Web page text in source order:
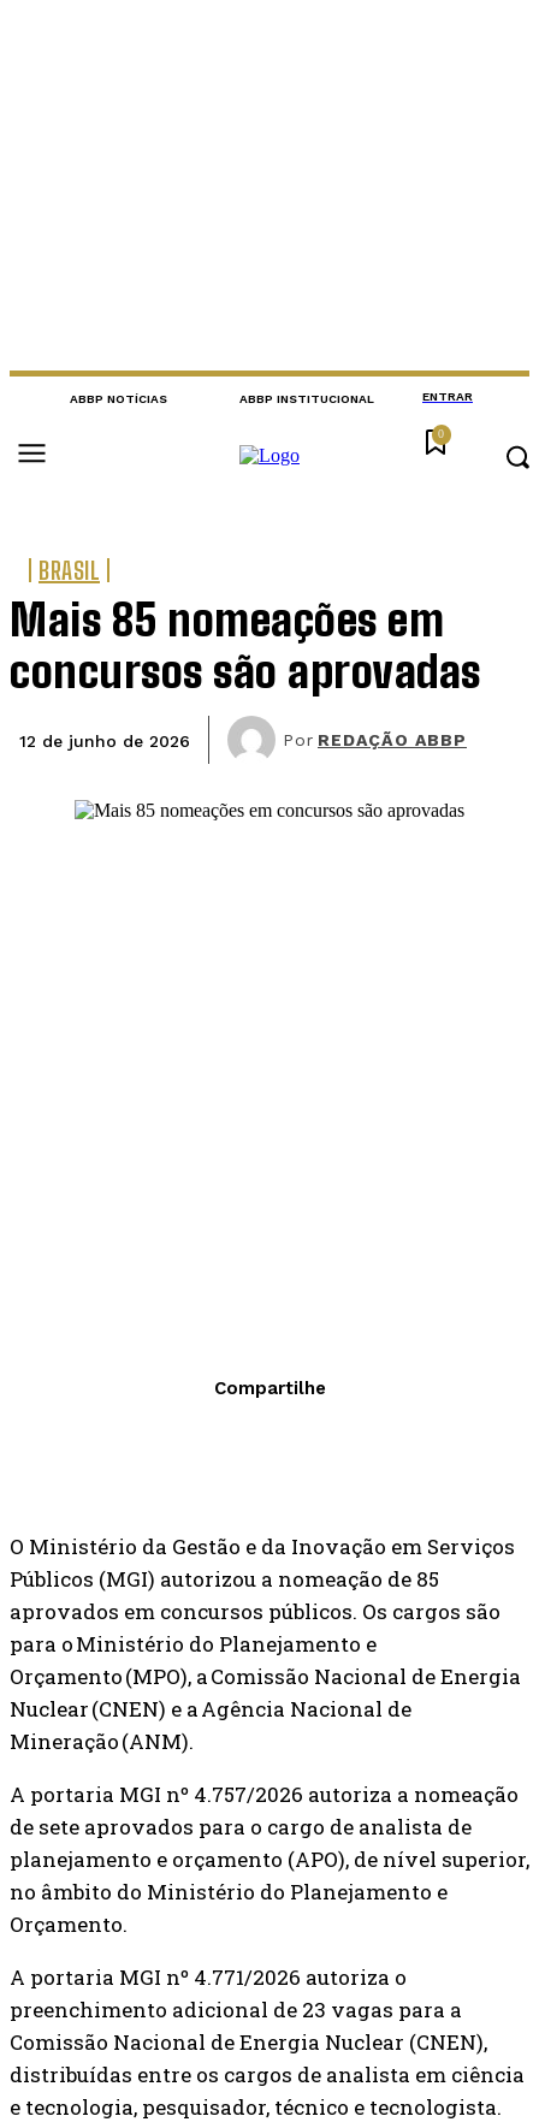
ABBP NOTÍCIAS ABBP INSTITUCIONAL ENTRAR
0
BRASIL
Mais 85 nomeações em
concursos são aprovadas
12 de junho de 2026 Por REDAÇÃO ABBP
Compartilhe
O Ministério da Gestão e da Inovação em Serviços
Públicos (MGI) autorizou a nomeação de 85
aprovados em concursos públicos. Os cargos são
para o Ministério do Planejamento e
Orçamento (MPO), a Comissão Nacional de Energia
Nuclear (CNEN) e a Agência Nacional de
Mineração (ANM).
A portaria MGI nº 4.757/2026 autoriza a nomeação
de sete aprovados para o cargo de analista de
planejamento e orçamento (APO), de nível superior,
no âmbito do Ministério do Planejamento e
Orçamento.
A portaria MGI nº 4.771/2026 autoriza o
preenchimento adicional de 23 vagas para a
Comissão Nacional de Energia Nuclear (CNEN),
distribuídas entre os cargos de analista em ciência
e tecnologia, pesquisador, técnico e tecnologista.